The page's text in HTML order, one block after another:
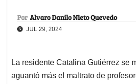
Por Alvaro Danilo Nieto Quevedo
JUL 29, 2024
La residente Catalina Gutiérrez se
aguantó más el maltrato de